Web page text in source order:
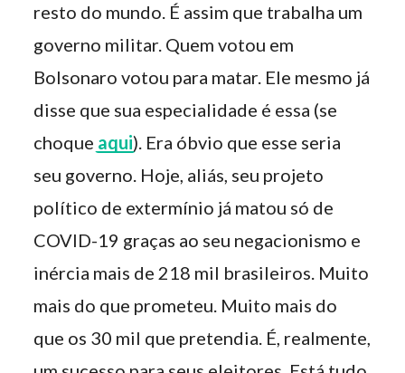
resto do mundo. É assim que trabalha um
governo militar. Quem votou em
Bolsonaro votou para matar. Ele mesmo já
disse que sua especialidade é essa (se
choque aqui). Era óbvio que esse seria
seu governo. Hoje, aliás, seu projeto
político de extermínio já matou só de
COVID-19 graças ao seu negacionismo e
inércia mais de 218 mil brasileiros. Muito
mais do que prometeu. Muito mais do
que os 30 mil que pretendia. É, realmente,